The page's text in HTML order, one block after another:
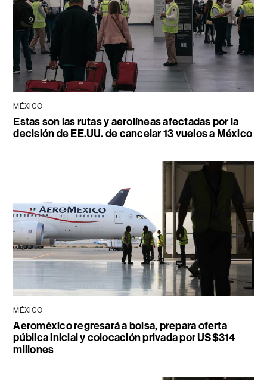
MÉXICO
Estas son las rutas y aerolíneas afectadas por la
decisión de EE.UU. de cancelar 13 vuelos a México
MÉXICO
Aeroméxico regresará a bolsa, prepara oferta
pública inicial y colocación privada por US$314
millones